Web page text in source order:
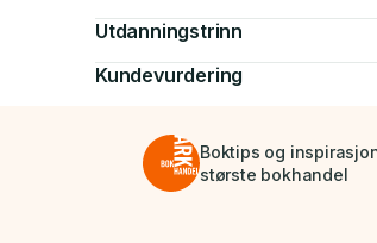
Utdanningstrinn
Kundevurdering
Boktips og
største bokhandel